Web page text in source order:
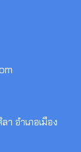
อำเภอเมือง